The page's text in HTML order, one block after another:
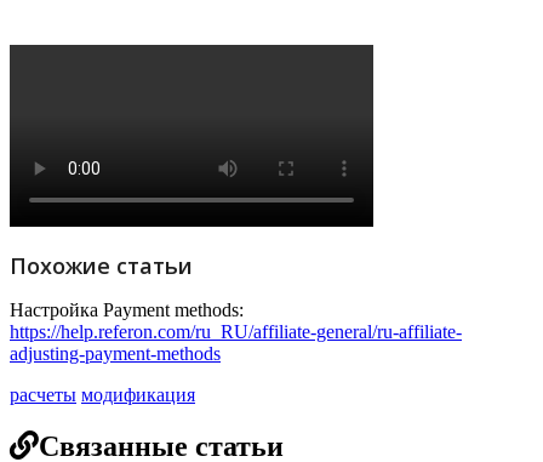
Похожие статьи
Настройка Payment methods:
https://help.referon.com/ru_RU/affiliate-general/ru-affiliate-
adjusting-payment-methods
расчеты модификация
Связанные статьи